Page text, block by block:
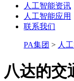
人工智能资讯
人工智能应用
联系我们
PA集团 > 人
八达的交